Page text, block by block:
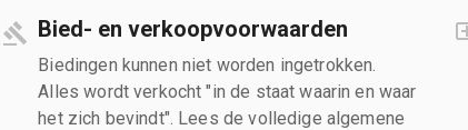
Bied- en verkoopvoorwaarden
Biedingen kunnen niet worden ingetrokken.
Alles wordt verkocht "in de staat waarin en waar
het zich bevindt". Lees de volledige algemene